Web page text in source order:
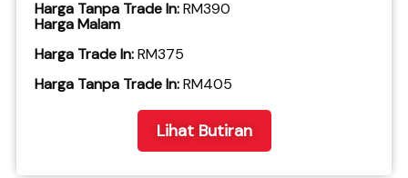
Harga Tanpa Trade In:RM390
Harga Malam
Harga Trade In:RM375
​Harga Tanpa Trade In:RM405
Lihat Butiran